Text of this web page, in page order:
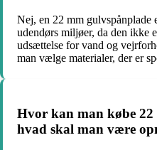
Nej, en 22 mm gulvspånplade
udendørs miljøer, da den ikke
udsættelse for vand og
man vælge materialer, der er
Hvor kan man købe
hvad skal man være